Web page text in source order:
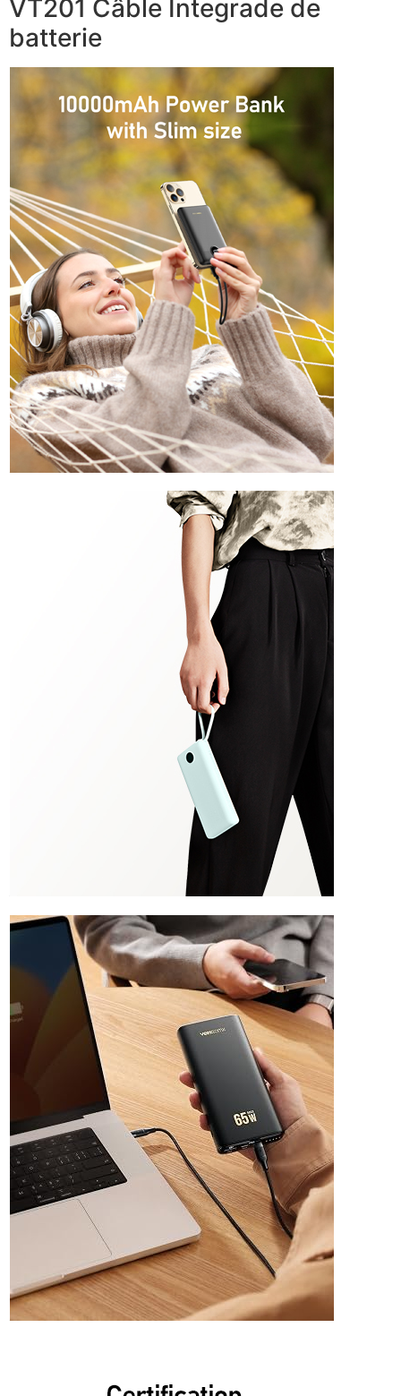
VT201 Câble Integrade de
batterie